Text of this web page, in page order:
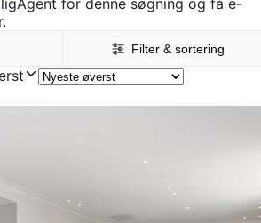
for denne søgning og få e-
Filter & sortering